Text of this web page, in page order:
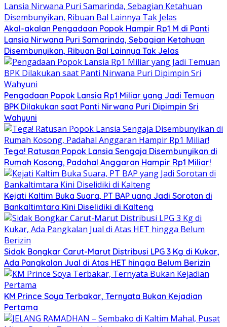
Akal-akalan Pengadaan Popok Hampir Rp1 M di Panti
Lansia Nirwana Puri Samarinda, Sebagian Ketahuan
Disembunyikan, Ribuan Bal Lainnya Tak Jelas
Pengadaan Popok Lansia Rp1 Miliar yang Jadi Temuan
BPK Dilakukan saat Panti Nirwana Puri Dipimpin Sri
Wahyuni
Tega! Ratusan Popok Lansia Sengaja Disembunyikan di
Rumah Kosong, Padahal Anggaran Hampir Rp1 Miliar!
Kejati Kaltim Buka Suara, PT BAP yang Jadi Sorotan di
Bankaltimtara Kini Diselidiki di Kalteng
Sidak Bongkar Carut-Marut Distribusi LPG 3 Kg di Kukar,
Ada Pangkalan Jual di Atas HET hingga Belum Berizin
KM Prince Soya Terbakar, Ternyata Bukan Kejadian
Pertama